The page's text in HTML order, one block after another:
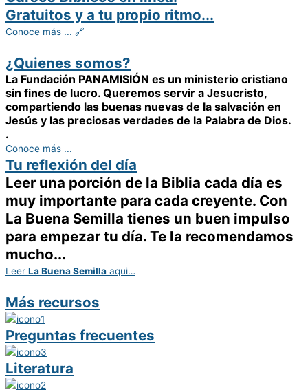
Gratuitos y a tu propio ritmo...
Conoce más ... 🔗
¿Quienes somos?
La Fundación PANAMISIÓN es un ministerio cristiano
sin fines de lucro. Queremos servir a Jesucristo,
compartiendo las buenas nuevas de la salvación en
Jesús y las preciosas verdades de la Palabra de Dios.
.
Conoce más ...
Tu reflexión del día
Leer una porción de la Biblia cada día es
muy importante para cada creyente. Con
La Buena Semilla tienes un buen impulso
para empezar tu día. Te la recomendamos
mucho...
Leer La Buena Semilla aqui…
Más recursos
Preguntas frecuentes
Literatura